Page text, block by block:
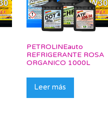
PETROLINEauto
REFRIGERANTE ROSA
ORGANICO 1000L
Leer más